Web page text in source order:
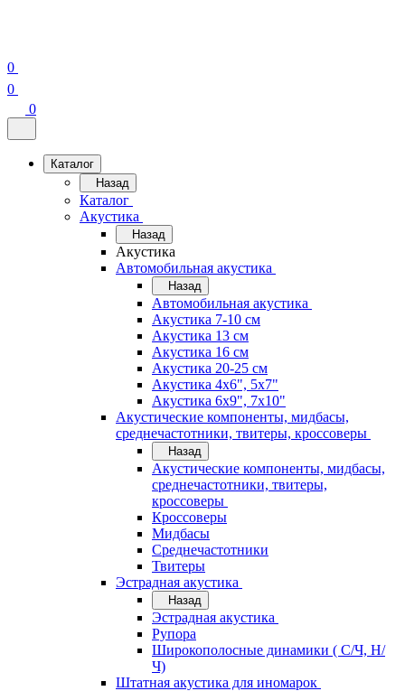
0
0
0
Каталог
Назад
Каталог
Акустика
Назад
Акустика
Автомобильная акустика
Назад
Автомобильная акустика
Акустика 7-10 см
Акустика 13 см
Акустика 16 см
Акустика 20-25 см
Акустика 4х6", 5х7"
Акустика 6х9", 7х10"
Акустические компоненты, мидбасы,
среднечастотники, твитеры, кроссоверы
Назад
Акустические компоненты, мидбасы,
среднечастотники, твитеры,
кроссоверы
Кроссоверы
Мидбасы
Среднечастотники
Твитеры
Эстрадная акустика
Назад
Эстрадная акустика
Рупора
Широкополосные динамики ( С/Ч, Н/
Ч)
Штатная акустика для иномарок